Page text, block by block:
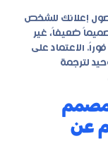
إعلانك للشخص
ضعيفاً، غير
الاعتماد على
لترجمة
مصمم
عن